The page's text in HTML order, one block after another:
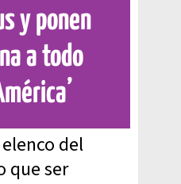
y ponen
a todo
del
que ser